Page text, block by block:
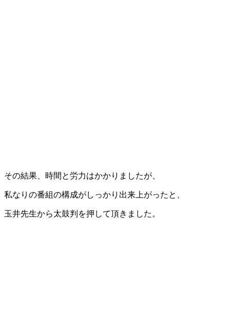
その結果、時間と労力はかかりましたが、
私なりの番組の構成がしっかり出来上がったと、
玉井先生から太鼓判を押して頂きました。